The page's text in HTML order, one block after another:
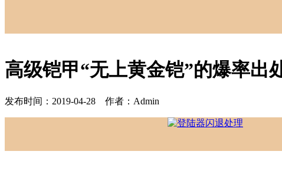
高级铠甲“无上黄金铠”的爆率出
发布时间：2019-04-28 作者：Admin